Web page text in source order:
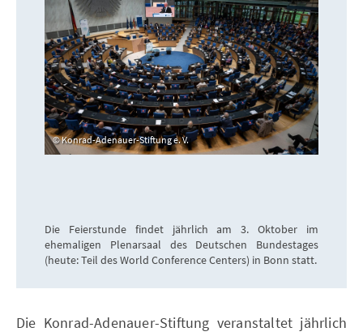
Konrad-Adenauer-Stiftung e. V.
Die Feierstunde findet jährlich am 3. Oktober im
ehemaligen Plenarsaal des Deutschen Bundestages
(heute: Teil des World Conference Centers) in Bonn statt.
Die Konrad-Adenauer-Stiftung veranstaltet jährlich